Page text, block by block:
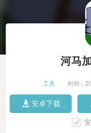
河马
工具 时间：
安卓下载